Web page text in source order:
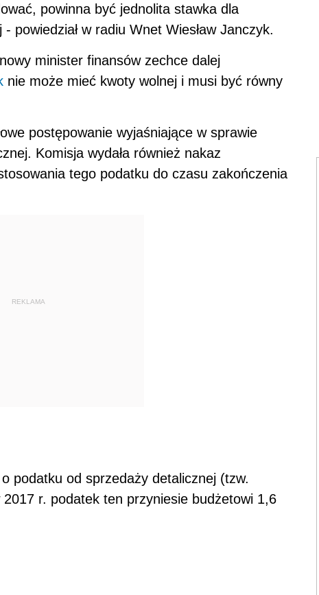
powinna być jednolita stawka dla
powiedział w radiu Wnet Wiesław Janczyk.
minister finansów zechce dalej
nie może mieć kwoty wolnej i musi być równy
postępowanie wyjaśniające w sprawie
Komisja wydała również nakaz
tego podatku do czasu zakończenia
REKLAMA
podatku od sprzedaży detalicznej (tzw.
2017 r. podatek ten przyniesie budżetowi 1,6